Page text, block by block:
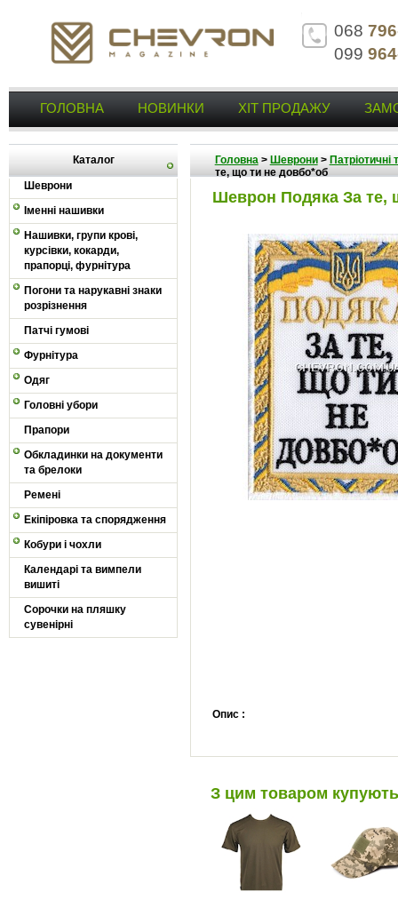
068
099
ГОЛОВНА НОВИНКИ ХІТ ПРОДАЖУ
Каталог
Шеврони
Іменні нашивки
Нашивки, групи крові,
курсівки, кокарди,
прапорці, фурнітура
Погони та нарукавні знаки
розрізнення
Патчі гумові
Фурнітура
Одяг
Головні убори
Прапори
Обкладинки на документи
та брелоки
Ремені
Екіпіровка та спорядження
Кобури і чохли
Календарі та вимпели
вишиті
Сорочки на пляшку
сувенірні
Головна> Шеврони> Патріотичні
те, що ти не довбо*об
Шеврон Подяка За те,
Опис :
З цим товаром купують